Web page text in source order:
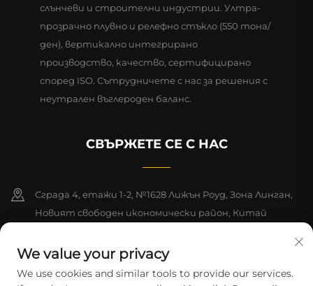
слънчеви и строителни индустрии. Ултра-
прозрачно плувно и релефно стъкло (550 тона/
ден), вертикално интегрирано
производство, качество, сертифицирано
според ISO. Сътрудничете с нас за решения с
неутрален въглероден баланс.
СВЪРЖЕТЕ СЕ С НАС
Сграда 4, етажи 1-2, №1628 Лижън Роуд, Зона Линган,
Новият свободен икономически район, Китай
+86-15124919712
We value your privacy
We use cookies and similar tools to provide our services.